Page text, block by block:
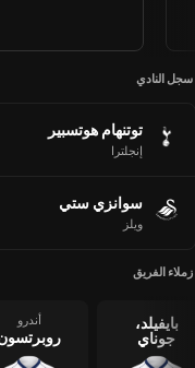
سجل النادي
توتنهام هوتسبير
إنجلترا
سوانزي ستي
ويلز
زملاء الفريق
بايفيلد،
جوناي
أندرو